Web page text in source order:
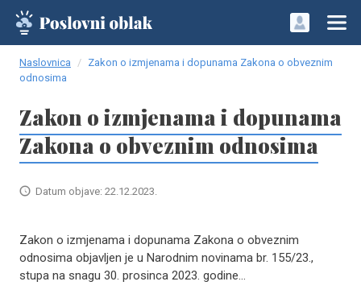
Naslovnica
Zakon o izmjenama i dopunama Zakona o obveznim
odnosima
Zakon o izmjenama i dopunama
Zakona o obveznim odnosima
Datum objave: 22.12.2023.
Zakon o izmjenama i dopunama Zakona o obveznim
odnosima objavljen je u Narodnim novinama br. 155/23.,
stupa na snagu 30. prosinca 2023. godine...